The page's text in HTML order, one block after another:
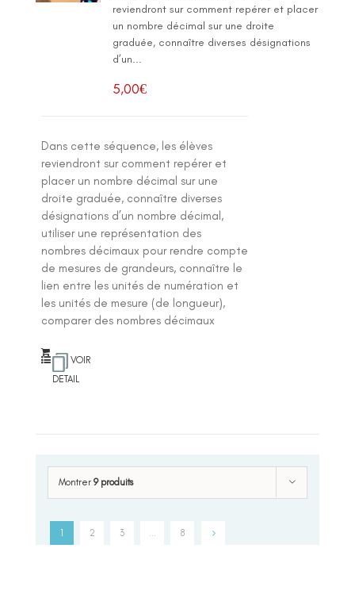
reviendront sur comment repérer et placer
un nombre décimal sur une droite
graduée, connaître diverses désignations
d’un...
5,00€
Dans cette séquence, les élèves
reviendront sur comment repérer et
placer un nombre décimal sur une
droite graduée, connaître diverses
désignations d’un nombre décimal,
utiliser une représentation des
nombres décimaux pour rendre compte
de mesures de grandeurs, connaître le
lien entre les unités de numération et
les unités de mesure (de longueur),
comparer des nombres décimaux
VOIR
DETAIL
Montrer 9 produits
1 2 3 8